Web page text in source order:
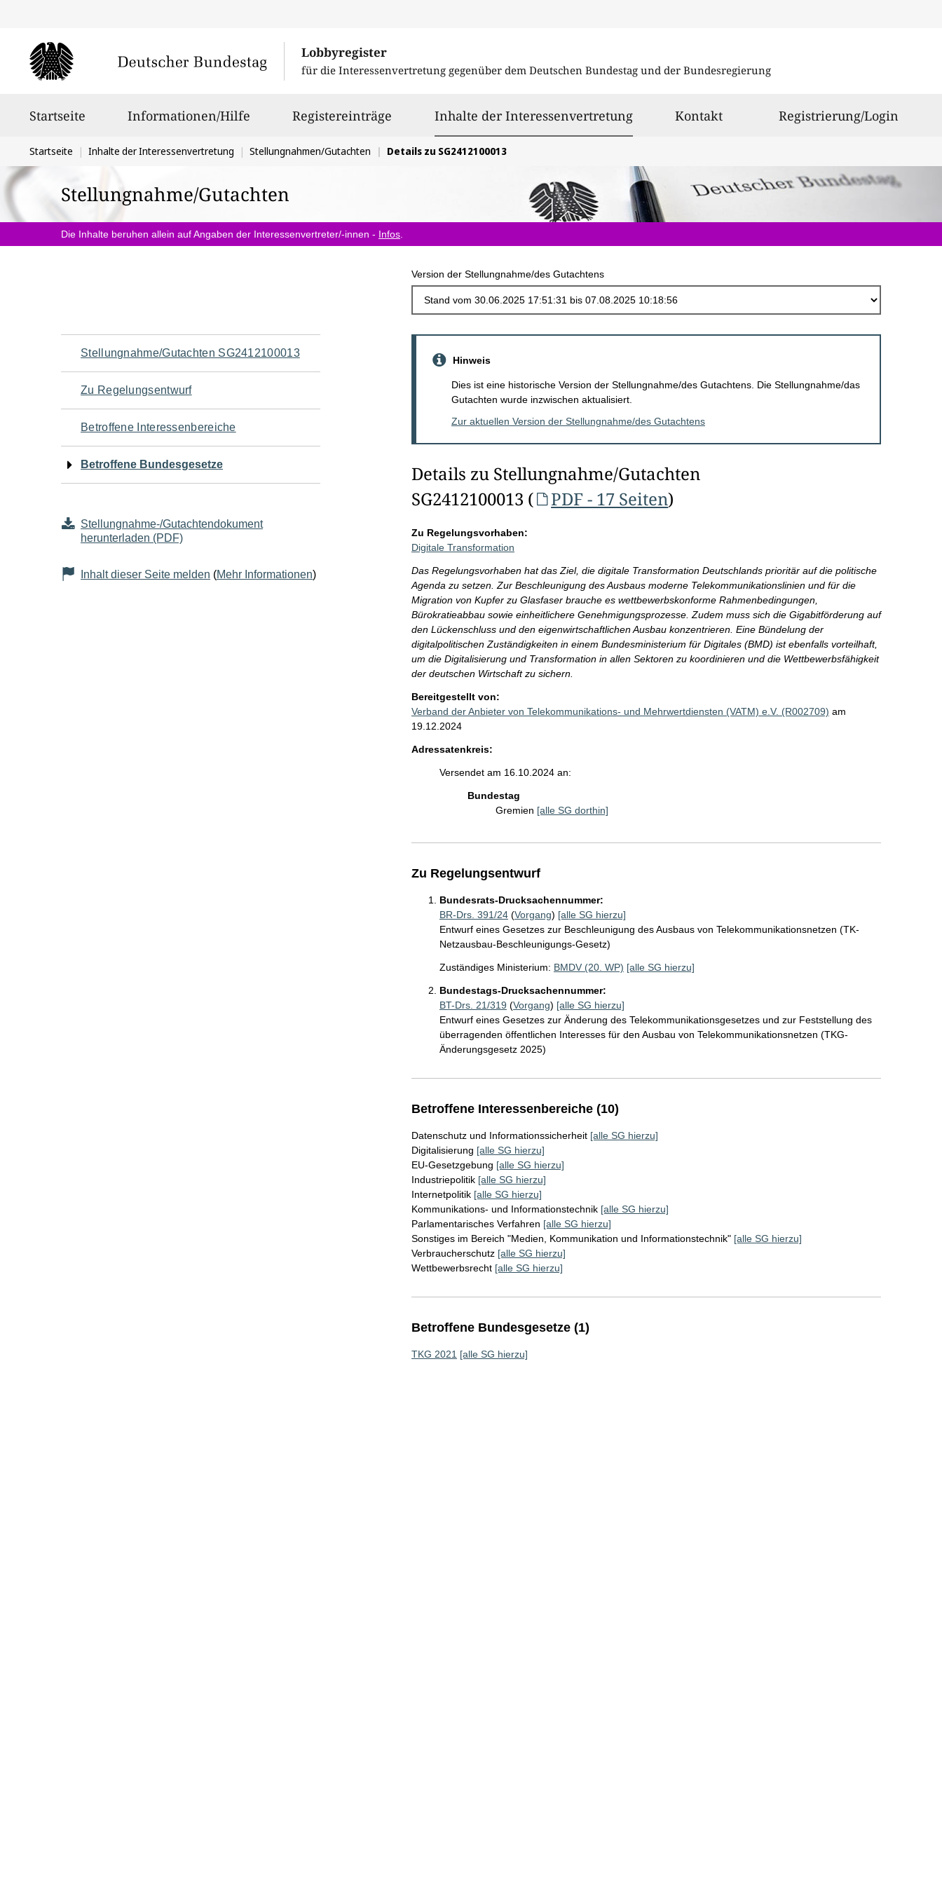
Lobbyregister
für die Interessenvertretung gegenüber dem Deutschen Bundestag und der Bundesregierung
Startseite Informationen/Hilfe Registereinträge Inhalte der Interessenvertretungausgewählt
Kontakt Registrierung/Login
Sie
befinden
sich
hier:
Startseite Inhalte der Interessenvertretung Stellungnahmen/Gutachten Details zu SG2412100013
Stellungnahme/Gutachten
Die Inhalte beruhen allein auf Angaben der Interessenvertreter/-innen - Infos
Version der Stellungnahme/des Gutachtens
Navigation
für
den
Seiteninhalt
Stellungnahme/Gutachten SG2412100013
Zu Regelungsentwurf
Betroffene Interessenbereiche
Betroffene Bundesgesetze
Stellungnahme-/Gutachtendokument
herunterladen (PDF)
Inhalt dieser Seite melden (Mehr Informationen)
Hinweis
Dies ist eine historische Version der Stellungnahme/des Gutachtens. Die Stellungnahme/das
Gutachten wurde inzwischen aktualisiert.
Zur aktuellen Version der Stellungnahme/des Gutachtens
Details zu Stellungnahme/Gutachten
SG2412100013 (
PDF - 17 Seiten)
Zu Regelungsvorhaben:
Digitale Transformation
Das Regelungsvorhaben hat das Ziel, die digitale Transformation Deutschlands prioritär auf die politische
Agenda zu setzen. Zur Beschleunigung des Ausbaus moderne Telekommunikationslinien und für die
Migration von Kupfer zu Glasfaser brauche es wettbewerbskonforme Rahmenbedingungen,
Bürokratieabbau sowie einheitlichere Genehmigungsprozesse. Zudem muss sich die Gigabitförderung auf
den Lückenschluss und den eigenwirtschaftlichen Ausbau konzentrieren. Eine Bündelung der
digitalpolitischen Zuständigkeiten in einem Bundesministerium für Digitales (BMD) ist ebenfalls vorteilhaft,
um die Digitalisierung und Transformation in allen Sektoren zu koordinieren und die Wettbewerbsfähigkeit
der deutschen Wirtschaft zu sichern.
Bereitgestellt von:
Verband der Anbieter von Telekommunikations- und Mehrwertdiensten (VATM) e.V. (R002709) am
19.12.2024
Adressatenkreis:
Versendet am 16.10.2024 an:
Bundestag
Gremien [alle SG dorthin]
Zu Regelungsentwurf
Bundesrats-Drucksachennummer:
BR-Drs. 391/24(Vorgang) [alle SG hierzu]
Entwurf eines Gesetzes zur Beschleunigung des Ausbaus von Telekommunikationsnetzen (TK-
Netzausbau-Beschleunigungs-Gesetz)
Zuständiges Ministerium: BMDV (20. WP) [alle SG hierzu]
Bundestags-Drucksachennummer:
BT-Drs. 21/319 (Vorgang) [alle SG hierzu]
Entwurf eines Gesetzes zur Änderung des Telekommunikationsgesetzes und zur Feststellung des
überragenden öffentlichen Interesses für den Ausbau von Telekommunikationsnetzen (TKG-
Änderungsgesetz 2025)
Betroffene Interessenbereiche (10)
Datenschutz und Informationssicherheit [alle SG hierzu]
Digitalisierung [alle SG hierzu]
EU-Gesetzgebung [alle SG hierzu]
Industriepolitik [alle SG hierzu]
Internetpolitik [alle SG hierzu]
Kommunikations- und Informationstechnik [alle SG hierzu]
Parlamentarisches Verfahren [alle SG hierzu]
Sonstiges im Bereich "Medien, Kommunikation und Informationstechnik" [alle SG hierzu]
Verbraucherschutz [alle SG hierzu]
Wettbewerbsrecht [alle SG hierzu]
Betroffene Bundesgesetze (1)
TKG 2021 [alle SG hierzu]